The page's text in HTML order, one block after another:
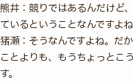
熊井：競りではあるんだけど
ているということなんですよね
猪瀬：そうなんですよね。だ
ことよりも、もうちょっとこ
す。